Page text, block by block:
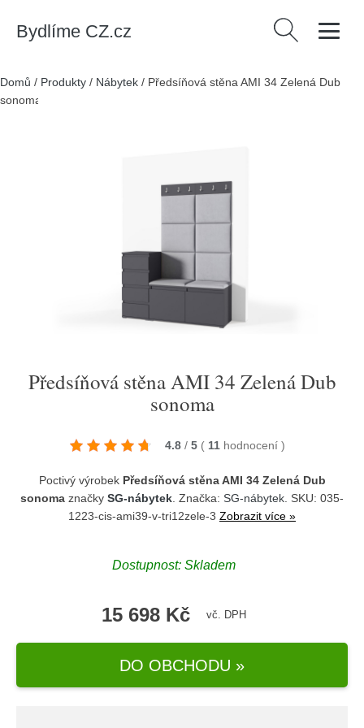
Bydlíme CZ.cz Vyhledávání
Domů / Produkty / Nábytek / Předsíňová stěna AMI 34 Zelená Dub
sonoma
Předsíňová stěna AMI 34 Zelená Dub
sonoma
4.8 / 5 ( 11 hodnocení )
Poctivý výrobek Předsíňová stěna AMI 34 Zelená Dub
sonoma značky SG-nábytek . Značka: SG-nábytek . SKU: 035-
1223-cis-ami39-v-tri12zele-3 Zobrazit více »
Dostupnost: Skladem
15 698 Kč vč. DPH
DO OBCHODU »